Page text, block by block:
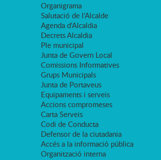
Organigrama
Salutació de l'Alcalde
Agenda d'Alcaldia
Decrets Alcaldia
Ple municipal
Junta de Govern Local
Comissions Informatives
Grups Municipals
Junta de Portaveus
Equipaments i serveis
Accions compromeses
Carta Serveis
Codi de Conducta
Defensor de la ciutadania
Accés a la informació pública
Organització interna